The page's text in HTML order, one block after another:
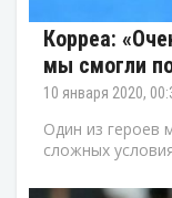
Корреа:
мы смогли
10 января 2020,
Один из героев
сложных